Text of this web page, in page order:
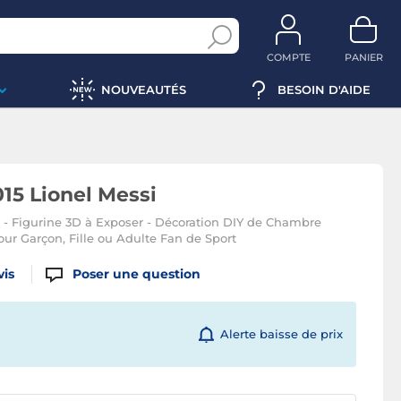
COMPTE PANIER
NOUVEAUTÉS BESOIN D'AIDE
Lionel Messi
Figurine 3D à Exposer - Décoration DIY de Chambre
Garçon, Fille ou Adulte Fan de Sport
Poser une question
Alerte baisse de prix